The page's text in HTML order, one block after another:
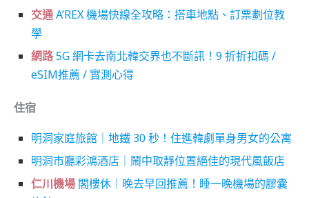
交通A’REX 機場快線全攻略：搭車地點、訂票劃位教
學
網路5G 網卡去南北韓交界也不斷訊！9 折折扣碼 /
eSIM推薦 / 實測心得
住宿
明洞家庭旅館｜地鐵 30 秒！住進韓劇單身男女的公寓
明洞市廳彩鴻酒店｜鬧中取靜位置絕佳的現代風飯店
仁川機場 閣樓休｜晚去早回推薦！睡一晚機場的膠囊